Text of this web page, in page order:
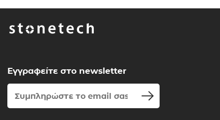
Εγγραφείτε στο newsletter